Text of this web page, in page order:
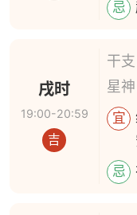
忌
戌时
19:00-20:59
吉
干支
星神
宜
忌